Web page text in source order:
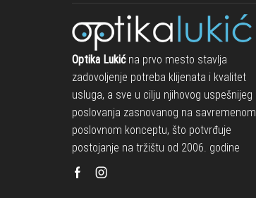
Optika Lukićna prvo mesto stavlja
zadovoljenje potreba klijenata i kvalitet
usluga, a sve u cilju njihovog uspešnijeg
poslovanja zasnovanog na savremenom
poslovnom konceptu, što potvrđuje
postojanje na tržištu od 2006. godine
FacebookInstagram